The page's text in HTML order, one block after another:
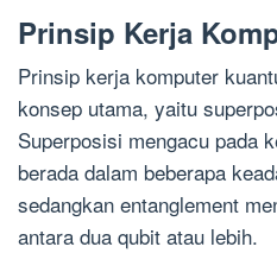
Prinsip Kerja
Prinsip kerja komputer
konsep utama, yaitu
Superposisi mengacu pada
berada dalam beberapa
sedangkan entanglement
antara dua qubit atau lebih.